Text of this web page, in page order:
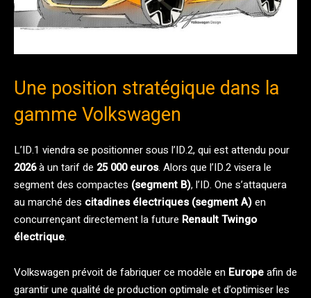
Une position stratégique dans la
gamme Volkswagen
L’ID.1 viendra se positionner sous l’ID.2, qui est attendu pour
2026à un tarif de 25 000 euros. Alors que l’ID.2 visera le
segment des compactes (segment B), l’ID. One s’attaquera
au marché des citadines électriques (segment A)en
concurrençant directement la future Renault Twingo
électrique.
Volkswagen prévoit de fabriquer ce modèle en Europeafin de
garantir une qualité de production optimale et d’optimiser les